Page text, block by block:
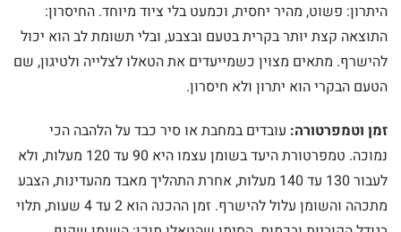
היתרון: פשוט, מהיר יחסית, וכמעט בלי ציוד מיוחד. החיסרון:
התוצאה קצת יותר בקרית בטעם ובצבע, ובלי תשומת לב הוא יכול
להישרף. מתאים מצוין כשמייעדים את הטאלו לצלייה ולטיגון, שם
הטעם הבקרי הוא יתרון ולא חיסרון.
זמן וטמפרטורה: עובדים במחבת או סיר כבד על הלהבה הכי
נמוכה. טמפרטורת היעד בשומן עצמו היא 90 עד 120 מעלות, ולא
לעבור 130 עד 140 מעלות, אחרת התהליך מאבד מהעדינות, הצבע
מתכהה והשומן עלול להישרף. זמן ההכנה הוא 2 עד 4 שעות, תלוי